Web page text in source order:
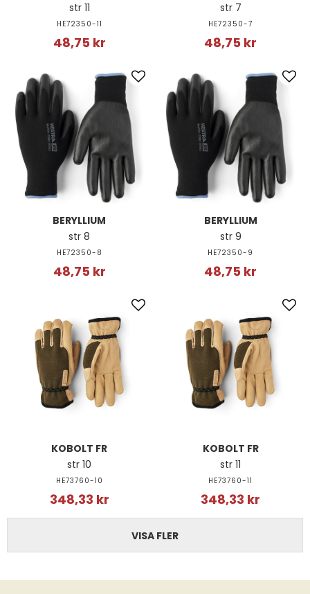
str 11
HE72350-11
48,75 kr
str 7
HE72350-7
48,75 kr
BERYLLIUM
str 8
HE72350-8
48,75 kr
BERYLLIUM
str 9
HE72350-9
48,75 kr
KOBOLT FR
str 10
HE73760-10
348,33 kr
KOBOLT FR
str 11
HE73760-11
348,33 kr
VISA FLER